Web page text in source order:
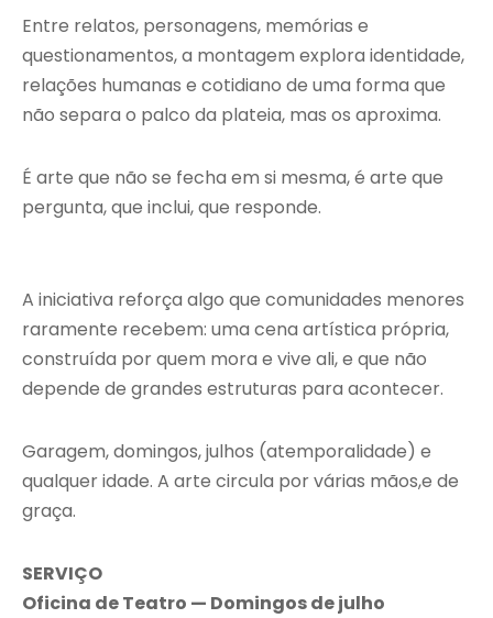
Entre relatos, personagens, memórias e
questionamentos, a montagem explora identidade,
relações humanas e cotidiano de uma forma que
não separa o palco da plateia, mas os aproxima.
É arte que não se fecha em si mesma, é arte que
pergunta, que inclui, que responde.
A iniciativa reforça algo que comunidades menores
raramente recebem: uma cena artística própria,
construída por quem mora e vive ali, e que não
depende de grandes estruturas para acontecer.
Garagem, domingos, julhos (atemporalidade) e
qualquer idade. A arte circula por várias mãos,e de
graça.
SERVIÇO
Oficina de Teatro — Domingos de julho